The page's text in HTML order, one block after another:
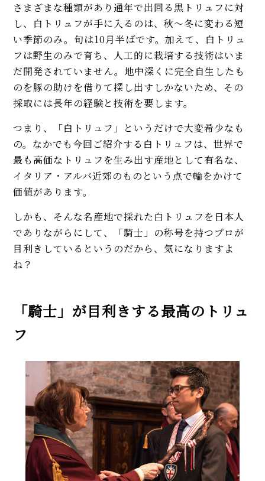
さまざまな種類があり通年で出回る黒トリュフに対
し、白トリュフが手に入るのは、秋～冬に変わる短
い季節のみ。旬は10月半ばです。加えて、白トリュ
フは野生のみで育ち、人工的に栽培する技術はいま
だ開発されていません。地中深くに完全自生したも
のを豚の助けを借りて探し出すしかないため、その
採取には長年の経験と技術を要します。
つまり、「白トリュフ」というだけで大変希少なも
の。なかでも今回ご紹介する白トリュフは、世界で
最も高価なトリュフを生み出す産地として有名な、
イタリア・アルバ近郊のものという点で輪をかけて
価値があります。
しかも、そんな名産地で採れた白トリュフを日本人
でありながらにして、「騎士」の称号を持つプロが
目利きしているというのだから、気になりますよ
ね？
「騎士」が目利きする最高のトリュ
フ